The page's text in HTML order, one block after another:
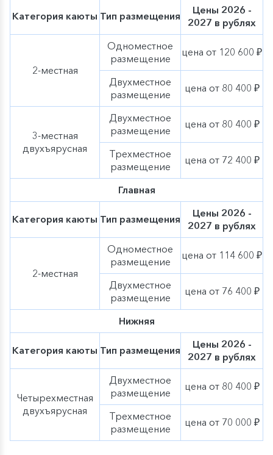
Категория каюты Тип размещения
Цены 2026 -
2027 в рублях
2-местная
Одноместное
размещение
цена от 120 600 ₽
Двухместное
размещение
цена от 80 400 ₽
3-местная
двухъярусная
Двухместное
размещение
цена от 80 400 ₽
Трехместное
размещение
цена от 72 400 ₽
Главная
Категория каюты Тип размещения
Цены 2026 -
2027 в рублях
2-местная
Одноместное
размещение
цена от 114 600 ₽
Двухместное
размещение
цена от 76 400 ₽
Нижняя
Категория каюты Тип размещения
Цены 2026 -
2027 в рублях
Четырехместная
двухъярусная
Двухместное
размещение
цена от 80 400 ₽
Трехместное
размещение
цена от 70 000 ₽